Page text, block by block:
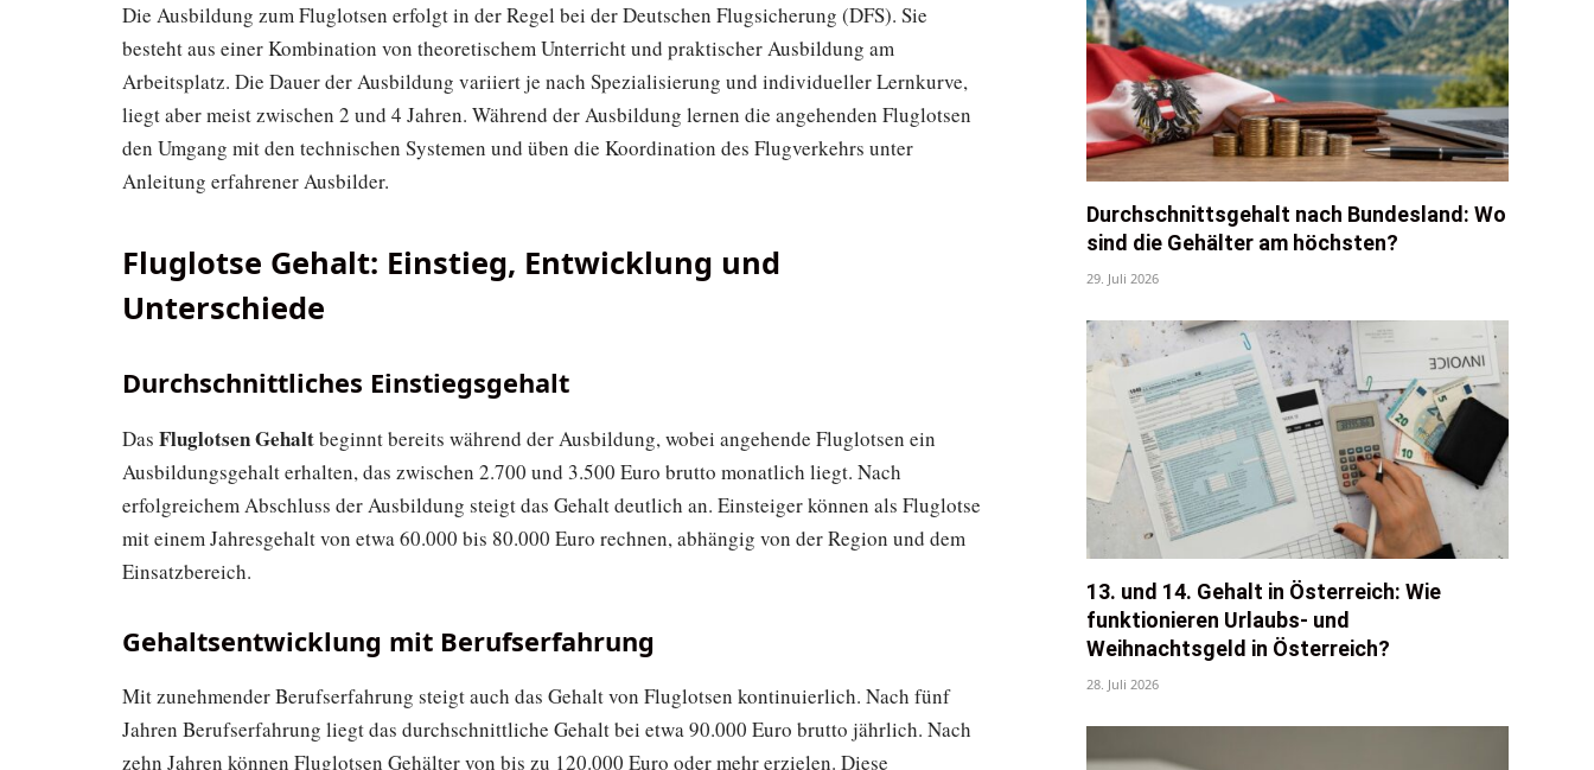
Die Ausbildung zum Fluglotsen erfolgt in der Regel bei der Deutschen Flugsicherung (DFS). Sie
besteht aus einer Kombination von theoretischem Unterricht und praktischer Ausbildung am
Arbeitsplatz. Die Dauer der Ausbildung variiert je nach Spezialisierung und individueller Lernkurve,
liegt aber meist zwischen 2 und 4 Jahren. Während der Ausbildung lernen die angehenden Fluglotsen
den Umgang mit den technischen Systemen und üben die Koordination des Flugverkehrs unter
Anleitung erfahrener Ausbilder.
Fluglotse Gehalt: Einstieg, Entwicklung und
Unterschiede
Durchschnittliches Einstiegsgehalt
Das Fluglotsen Gehaltbeginnt bereits während der Ausbildung, wobei angehende Fluglotsen ein
Ausbildungsgehalt erhalten, das zwischen 2.700 und 3.500 Euro brutto monatlich liegt. Nach
erfolgreichem Abschluss der Ausbildung steigt das Gehalt deutlich an. Einsteiger können als Fluglotse
mit einem Jahresgehalt von etwa 60.000 bis 80.000 Euro rechnen, abhängig von der Region und dem
Einsatzbereich.
Gehaltsentwicklung mit Berufserfahrung
Mit zunehmender Berufserfahrung steigt auch das Gehalt von Fluglotsen kontinuierlich. Nach fünf
Jahren Berufserfahrung liegt das durchschnittliche Gehalt bei etwa 90.000 Euro brutto jährlich. Nach
zehn Jahren können Fluglotsen Gehälter von bis zu 120.000 Euro oder mehr erzielen. Diese
Durchschnittsgehalt nach Bundesland: Wo
sind die Gehälter am höchsten?
29. Juli 2026
13. und 14. Gehalt in Österreich: Wie
funktionieren Urlaubs- und
Weihnachtsgeld in Österreich?
28. Juli 2026